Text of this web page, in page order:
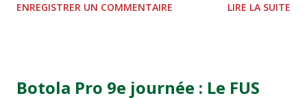
TERRAIN EL ABDI - EL JADIDA 16h30 OCK 0 - 1 HUSA
Mardi 06/12/2011 15H00 WAF - OCS au COMPLEXE SPORTIF
ENREGISTRER UN COMMENTAIRE LIRE LA SUITE
Botola Pro 9e journée : Le FUS